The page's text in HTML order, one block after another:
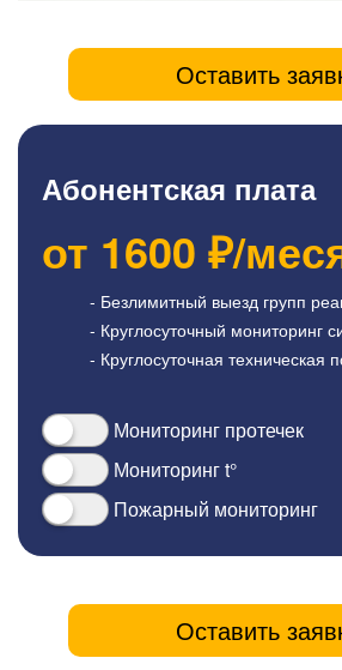
Оставить
Абонентская плата
от 1600 ₽/
- Безлимитный выезд групп
- Круглосуточный мониторинг
- Круглосуточная техническая
Мониторинг протечек
Мониторинг t°
Пожарный мониторинг
Оставить